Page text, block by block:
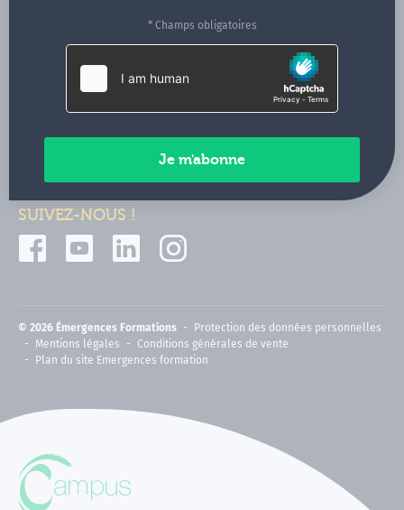
* Champs obligatoires
35000 Rennes
02 99 05 25 47
Contactez-nous
Paiements sécurisés
SUIVEZ-NOUS !
© 2026 Émergences Formations
Protection des données personnelles
Mentions légales
Conditions générales de vente
Plan du site Emergences formation